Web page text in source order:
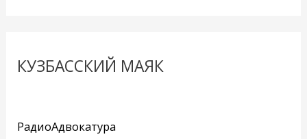
КУЗБАССКИЙ МАЯК
РадиоАдвокатура